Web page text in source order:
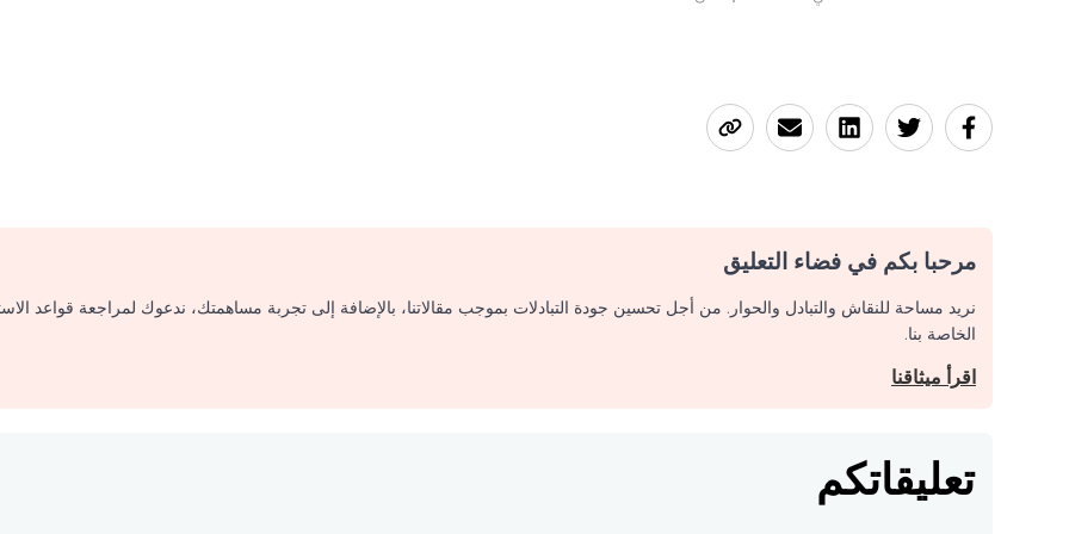
مرحبا بكم في فضاء التعليق
نريد مساحة للنقاش والتبادل والحوار. من أجل تحسين جودة التبادلات بموجب مقالاتنا، بالإضافة إلى تجربة مساهمتك، ندعوك لمراجعة قواعد
الخاصة بنا.
اقرأ ميثاقنا
تعليقاتكم